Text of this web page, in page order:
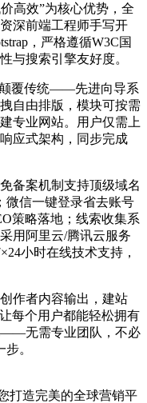
高效”为核心优势，全
深前端工程师手写开
，严格遵循W3C国
与搜索引擎友好度。
颠覆传统——先进向导系
自由排版，模块可按需
专业网站。用户仅需上
应式架构，同步完成
备案机制支持顶级域名
微信一键登录省去账号
策略落地；线索收集系
用阿里云/腾讯云服务
小时在线技术支持，
作者内容输出，建站
每个用户都能轻松拥有
——无需专业团队，不必
。
打造完美的全球营销平